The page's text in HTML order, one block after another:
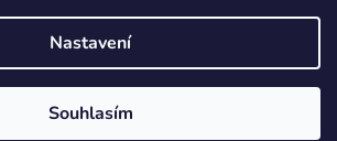
Nastavení
Souhlasím
Vytvořil Shoptet
Bosorka Plzeň